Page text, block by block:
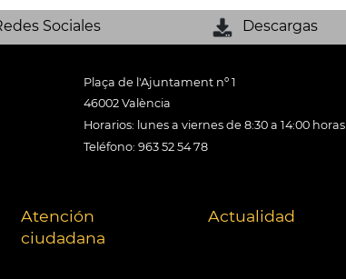
Sociales Descargas
Plaça de l'Ajuntament nº 1
46002 València
Horarios: lunes a viernes de 8:30 a 14:00 horas
Teléfono: 963 52 54 78
Atención
ciudadana
Actualidad